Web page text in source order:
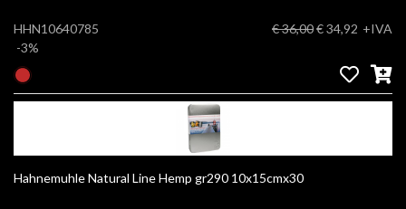
HHN10640785
-3%
€ 36,00€ 34,92 +IVA
Hahnemuhle Natural Line Hemp gr290 10x15cmx30